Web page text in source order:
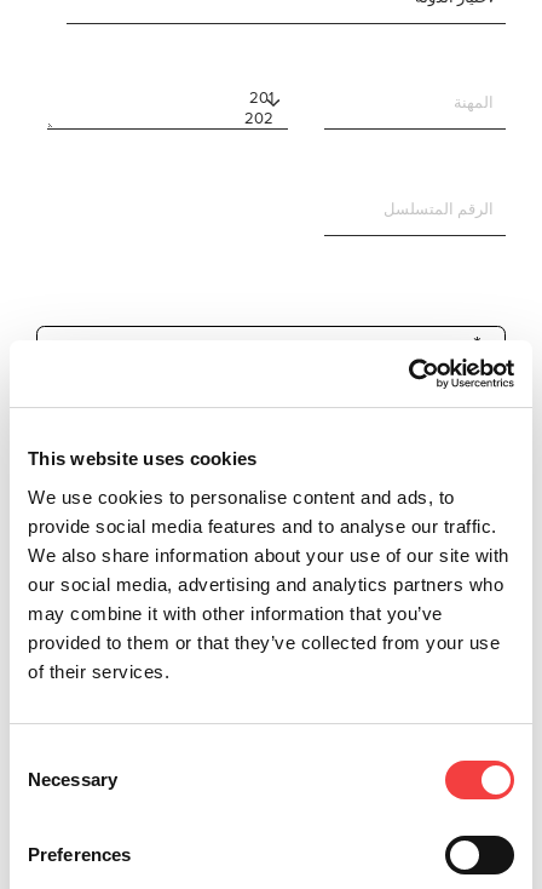
This website uses cookies
We use cookies to personalise content and ads, to
provide social media features and to analyse our traffic.
We also share information about your use of our site with
our social media, advertising and analytics partners who
may combine it with other information that you’ve
provided to them or that they’ve collected from your use
of their services.
Selection
Necessary
Preferences
*الخانات الإجبارية
اصرح بأنني قد قرأتللأحكام و
منتجات .Keyline
ارسل